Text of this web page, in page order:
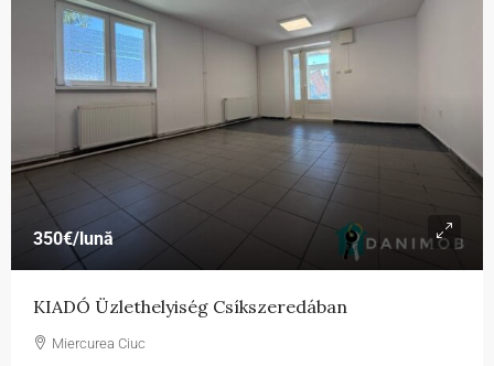
350€/lună
KIADÓ Üzlethelyiség Csíkszeredában
Miercurea Ciuc